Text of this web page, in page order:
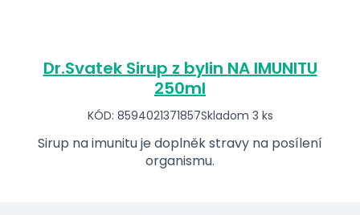
Dr.Svatek Sirup z bylin NA IMUNITU
250ml
KÓD: 8594021371857Skladom 3 ks
Sirup na imunitu je doplněk stravy na posílení
organismu.